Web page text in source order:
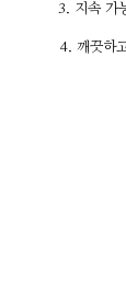
3. 지속 가
4. 깨끗하